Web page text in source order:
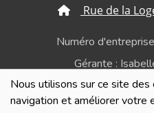
Nous utilisons sur ce site
navigation et améliorer votre
Rue de la
Numéro
Gérante :
Politique de